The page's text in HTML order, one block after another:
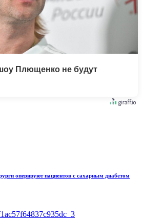
Плющенко не будут
оперируют пациентов с сахарным диабетом